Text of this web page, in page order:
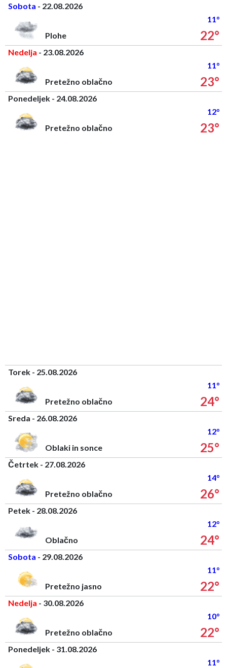
Sobota - 22.08.2026
11°
Plohe
22°
Nedelja - 23.08.2026
11°
Pretežno oblačno
23°
Ponedeljek - 24.08.2026
12°
Pretežno oblačno
23°
Torek - 25.08.2026
11°
Pretežno oblačno
24°
Sreda - 26.08.2026
12°
Oblaki in sonce
25°
Četrtek - 27.08.2026
14°
Pretežno oblačno
26°
Petek - 28.08.2026
12°
Oblačno
24°
Sobota - 29.08.2026
11°
Pretežno jasno
22°
Nedelja - 30.08.2026
10°
Pretežno oblačno
22°
Ponedeljek - 31.08.2026
11°